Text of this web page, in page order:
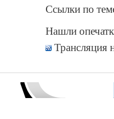
Ссылки по
Нашли
Трансляция